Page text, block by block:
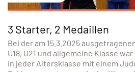
3 Starter, 2 Medaillen
Bei der am 15.3.2025
U18, U21 und allgemeine Klasse
in jeder Altersklasse mit einem